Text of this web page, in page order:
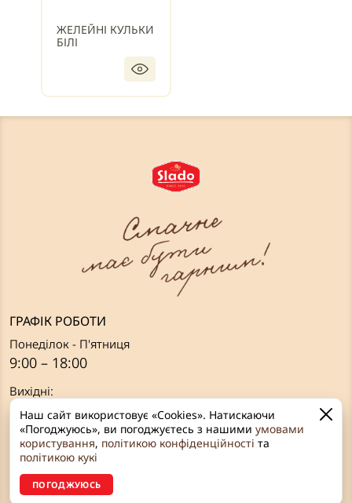
ЖЕЛЕЙНІ КУЛЬКИ
БІЛІ
ГРАФІК РОБОТИ
Понеділок - П'ятниця
9:00 – 18:00
Вихідні:
Субота, Неділя
ЗВ’ЯЗОК З НАМИ
Рівне, вул. Грушевського, 2а
+38 (096) 642 59 64
Наш сайт використовує «Cookies». Натискаючи
«Погоджуюсь», ви погоджуєтесь з нашими умовами
користування, політикою конфіденційності та
політикою кукі
ПОГОДЖУЮСЬ